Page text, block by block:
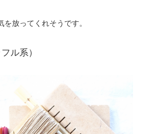
放ってくれそうです。
ル系）